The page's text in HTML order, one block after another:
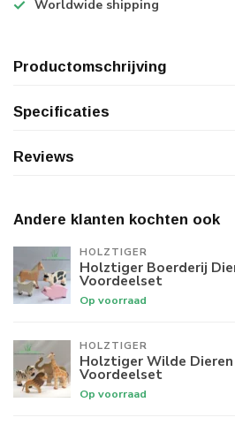
Worldwide shipping
Productomschrijving
Specificaties
Reviews
Andere klanten kochten ook
HOLZTIGER
Holztiger Boerderij
Voordeelset
Op voorraad
HOLZTIGER
Holztiger Wilde Dieren
Voordeelset
Op voorraad